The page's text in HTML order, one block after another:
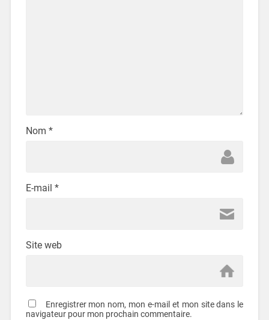
Nom *
E-mail *
Site web
Enregistrer mon nom, mon e-mail et mon site dans le
navigateur pour mon prochain commentaire.